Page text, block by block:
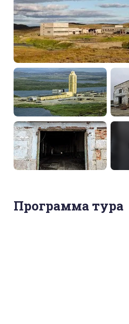
Программа тура